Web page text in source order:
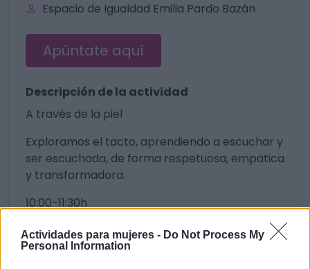
Actividades para mujeres - Do Not Process My
Personal Information
Espacio de Igualdad Emilia Pardo Bazán
Apúntate aquí
Descripción de la actividad
A través de la piel
Exploramos el tacto, aprendiendo a escuchar y
ser escuchada, de forma respetuosa, empática
y transformadora.
10:00-11:30h
12 visualizaciones